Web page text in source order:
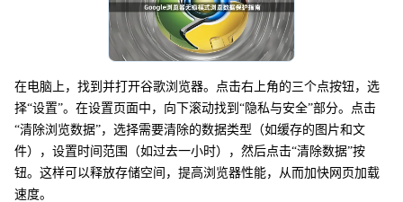
在电脑上，找到并打开谷歌浏览器。点击右上角的三个点按钮，选
择“设置”。在设置页面中，向下滚动找到“隐私与安全”部分。点击
“清除浏览数据”，选择需要清除的数据类型（如缓存的图片和文
件），设置时间范围（如过去一小时），然后点击“清除数据”按
钮。这样可以释放存储空间，提高浏览器性能，从而加快网页加载
速度。